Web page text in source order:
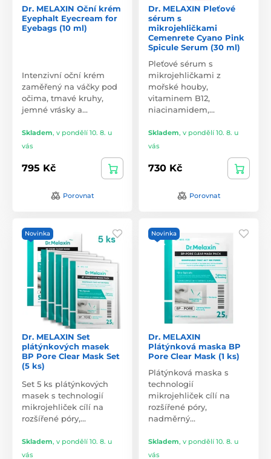
Dr. MELAXIN Oční krém
Eyephalt Eyecream for
Eyebags (10 ml)
Intenzivní oční krém
zaměřený na váčky pod
očima, tmavé kruhy,
jemné vrásky a…
Skladem, v pondělí 10. 8. u
vás
795 Kč
Porovnat
Dr. MELAXIN Pleťové
sérum s
mikrojehličkami
Cemenrete Cyano Pink
Spicule Serum (30 ml)
Pleťové sérum s
mikrojehličkami z
mořské houby,
vitaminem B12,
niacinamidem,…
Skladem, v pondělí 10. 8. u
vás
730 Kč
Porovnat
Novinka
Dr. MELAXIN Set
plátýnkových masek
BP Pore Clear Mask Set
(5 ks)
Set 5 ks plátýnkových
masek s technologií
mikrojehliček cílí na
rozšířené póry,…
Skladem, v pondělí 10. 8. u
vás
Novinka
Dr. MELAXIN
Plátýnková maska BP
Pore Clear Mask (1 ks)
Plátýnková maska s
technologií
mikrojehliček cílí na
rozšířené póry,
nadměrný…
Skladem, v pondělí 10. 8. u
vás